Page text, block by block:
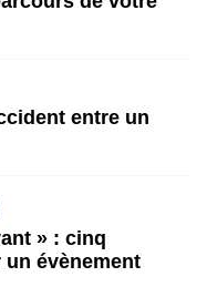
entre un
» : cinq
évènement